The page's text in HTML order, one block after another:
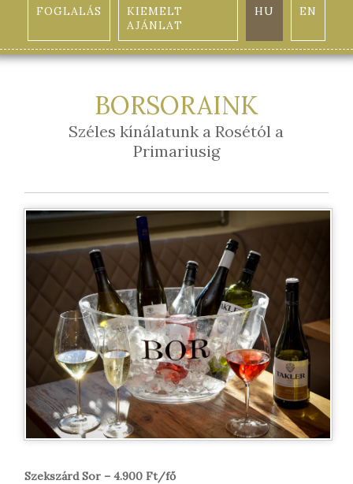
FOGLALÁS
KIEMELT
AJÁNLAT
HU EN
BORSORAINK
Széles kínálatunk a Rosétól a
Primariusig
Szekszárd Sor – 4.900 Ft/fő